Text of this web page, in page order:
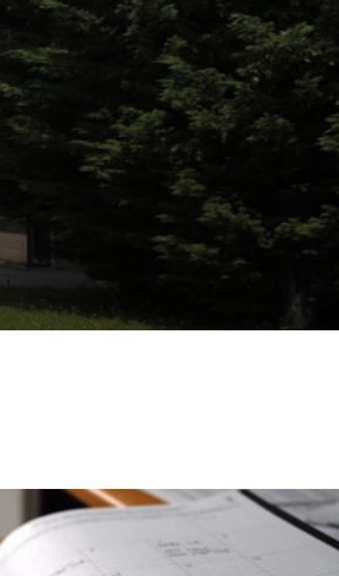
LES
LYCÉE VAN
DISPOSITIFS PRÉPA SUP